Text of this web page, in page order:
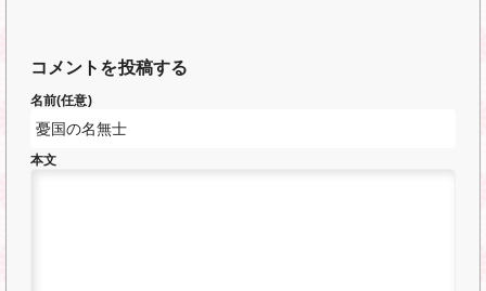
コメントを投稿する
名前(任意)
本文